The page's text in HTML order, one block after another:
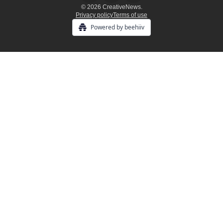
© 2026 CreativeNews.
Privacy policyTerms of use
Powered by beehiiv